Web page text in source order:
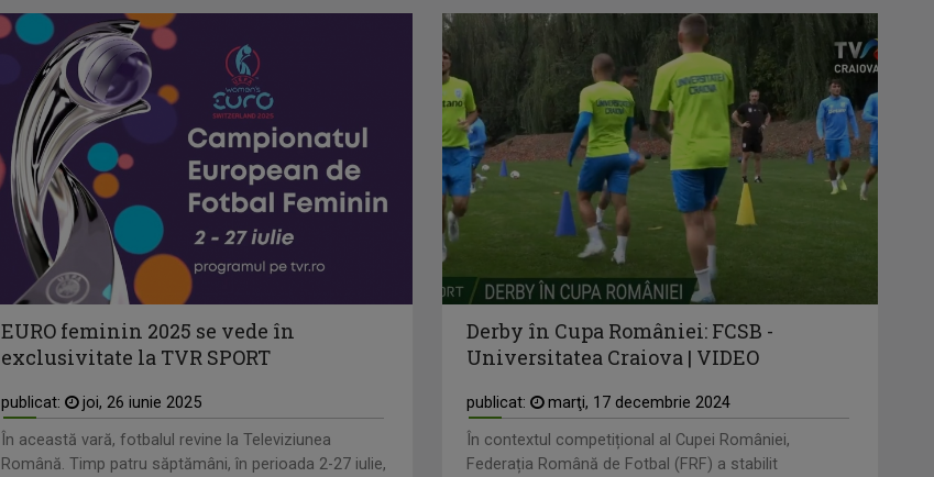
EURO feminin 2025 se vede în
exclusivitate la TVR SPORT
publicat:
joi, 26 iunie 2025
În această vară, fotbalul revine la Televiziunea
Română. Timp patru săptămâni, în perioada 2-27 iulie,
Derby în Cupa României: FCSB -
Universitatea Craiova | VIDEO
publicat:
marţi, 17 decembrie 2024
În contextul competițional al Cupei României,
Federația Română de Fotbal (FRF) a stabilit